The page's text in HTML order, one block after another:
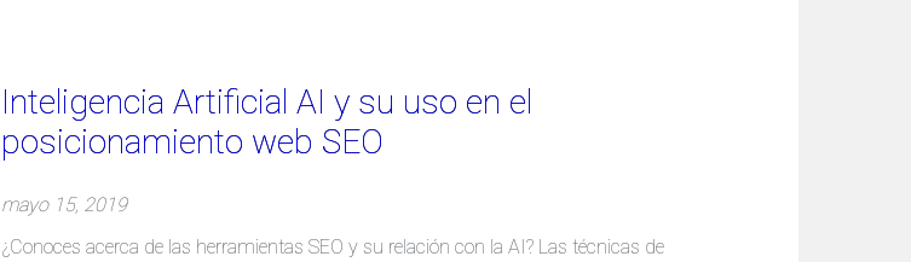
Inteligencia Artificial AI y su uso en el
posicionamiento web SEO
mayo 15, 2019
¿Conoces acerca de las herramientas SEO y su relación con la AI? Las técnicas de